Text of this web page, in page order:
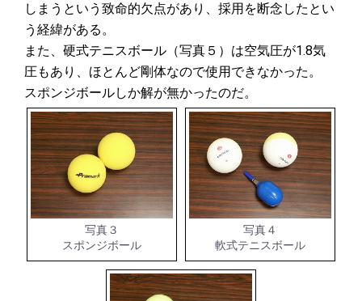
しまうという致命的欠点があり、採用を断念したとい
う経緯がある。
また、硬式テニスボール（写真５）は空気圧が1.8気
圧もあり、ほとんど剛体なので使用できなかった。
スポンジボールしか解が無かったのだ。
写真３
スポンジボール
写真４
軟式テニスボール